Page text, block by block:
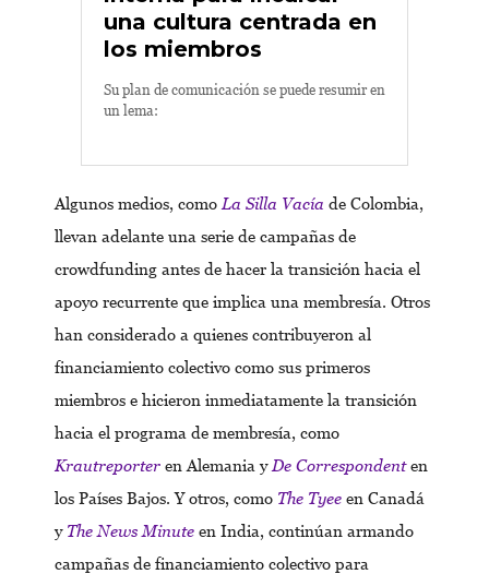
una cultura centrada en
los miembros
Su plan de comunicación se puede resumir en
un lema:
Algunos medios, como La Silla Vacía de Colombia,
llevan adelante una serie de campañas de
crowdfunding antes de hacer la transición hacia el
apoyo recurrente que implica una membresía. Otros
han considerado a quienes contribuyeron al
financiamiento colectivo como sus primeros
miembros e hicieron inmediatamente la transición
hacia el programa de membresía, como
Krautreporter en Alemania y De Correspondenten
los Países Bajos. Y otros, como The Tyee en Canadá
y The News Minute en India, continúan armando
campañas de financiamiento colectivo para